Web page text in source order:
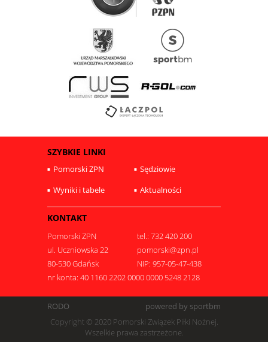
SZYBKIE LINKI
Pomorski ZPN
Sędziowie
Wyniki i tabele
Aktualności
KONTAKT
Pomorski ZPN
tel.: 732 420 200
ul. Uczniowska 22
pomorski@zpn.pl
80-530 Gdańsk
NIP: 957-05-47-438
nr konta: 40 1160 2202 0000 0000 5248 2128
RODO
powered by sportbm
Copyright © 2020 Pomorski Związek Piłki Nożnej.
Wszelkie prawa zastrzeżone.